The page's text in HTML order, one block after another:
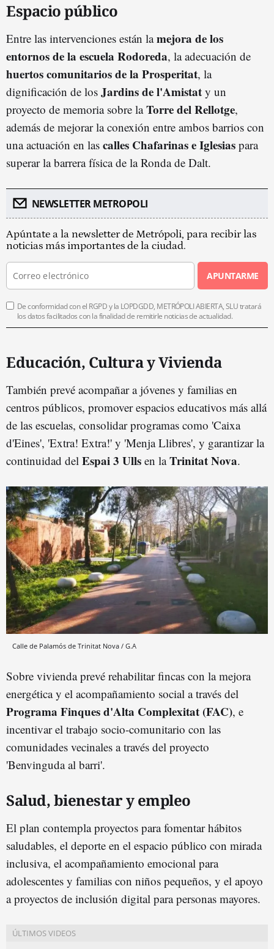
Espacio público
Entre las intervenciones están lamejora de los
entornos de la escuela Rodoreda, la adecuación de
huertos comunitarios de la Prosperitat, la
dignificación de los Jardins de l'Amistat y un
proyecto de memoria sobre laTorre del Rellotge,
además de mejorar la conexión entre ambos barrios con
una actuación en las calles Chafarinas e Iglesias para
superar la barrera física de la Ronda de Dalt.
NEWSLETTER METROPOLI
Apúntate a la newsletter de Metrópoli, para recibir las
noticias más importantes de la ciudad.
APUNTARME
De conformidad con el RGPD y la LOPDGDD, METRÓPOLI ABIERTA, SLU tratará
los datos facilitados con la finalidad de remitirle noticias de actualidad.
Educación, Cultura y Vivienda
También prevé acompañar a jóvenes y familias en
centros públicos, promover espacios educativos más allá
de las escuelas, consolidar programas como 'Caixa
d'Eines', 'Extra! Extra!' y 'Menja Llibres', y garantizar la
continuidad del Espai 3 Ulls en laTrinitat Nova.
Calle de Palamós de Trinitat Nova / G.A
Sobre vivienda prevé rehabilitar fincas con la mejora
energética y el acompañamiento social a través del
Programa Finques d'Alta Complexitat (FAC), e
incentivar el trabajo socio-comunitario con las
comunidades vecinales a través del proyecto
'Benvinguda al barri'.
Salud, bienestar y empleo
El plan contempla proyectos para fomentar hábitos
saludables, el deporte en el espacio público con mirada
inclusiva, el acompañamiento emocional para
adolescentes y familias con niños pequeños, y el apoyo
a proyectos de inclusión digital para personas mayores.